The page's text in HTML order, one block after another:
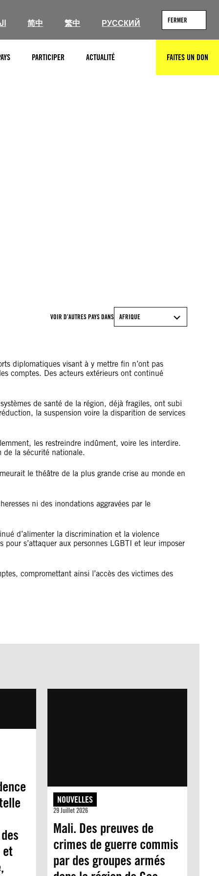
简中 繁中 РУССКИЙ FERMER
PARTICIPER ACTUALITÉ RECHERCHERFAITES UN DON
VOIR D’AUTRES PAYS DANS AFRIQUE
diplomatiques visant à y mettre fin n’ont pas
comptes. Des acteurs extérieurs ont continué
de santé de la région, déjà fragiles, ont subi
la suspension voire la disparition de services
les restreindre indûment, voire les interdire.
de la sécurité nationale.
le théâtre de la plus grande crise au monde en
ni des inondations aggravées par le
d’alimenter la discrimination et la violence
s’attaquer aux personnes LGBTI et leur imposer
compromettant ainsi l’accès des victimes des
et
NOUVELLES
29 Juillet 2026
Mali. Des preuves de
crimes de guerre commis
par des groupes armés